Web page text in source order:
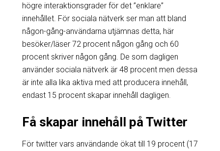
högre interaktionsgrader för det ”enklare”
innehållet. För sociala nätverk ser man att bland
någon-gång-användarna utjämnas detta, här
besöker/läser 72 procent någon gång och 60
procent skriver någon gång. De som dagligen
använder sociala nätverk är 48 procent men dessa
är inte alla lika aktiva med att producera innehåll,
endast 15 procent skapar innehåll dagligen.
Få skapar innehåll på Twitter
För twitter vars användande ökat till 19 procent (17